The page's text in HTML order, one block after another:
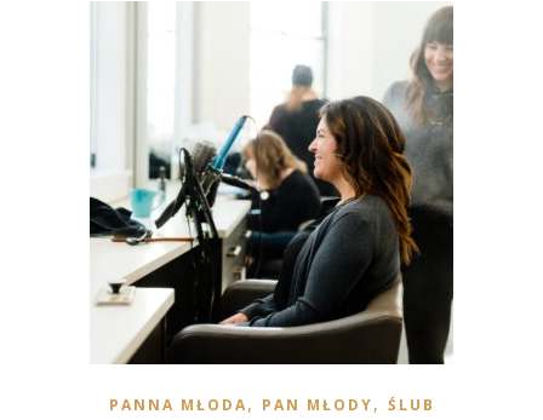
PANNA MŁODA, PAN MŁODY, ŚLUB